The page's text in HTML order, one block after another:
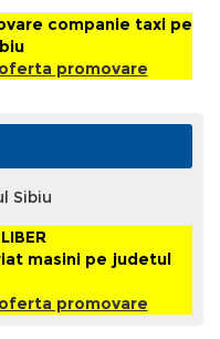
companie taxi pe
promovare
Sibiu
masini pe judetul
promovare